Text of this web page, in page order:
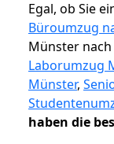
Egal, ob Sie
Büroumzug
Münster
Laborumzug
Münster,
haben die